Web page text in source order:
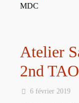
MDC
Atelier
2nd
6 février 2019